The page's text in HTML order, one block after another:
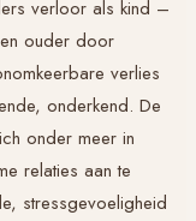
verloor als kind –
ouder door
verlies
onderkend. De
onder meer in
relaties aan te
stressgevoeligheid